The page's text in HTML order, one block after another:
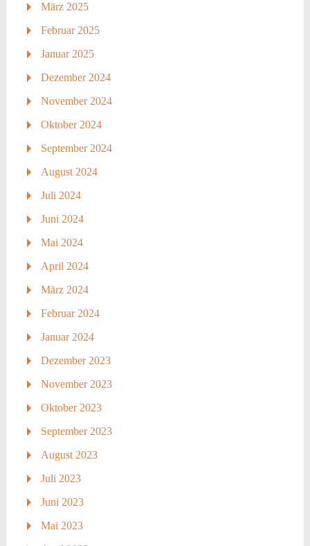
März 2025
Februar 2025
Januar 2025
Dezember 2024
November 2024
Oktober 2024
September 2024
August 2024
Juli 2024
Juni 2024
Mai 2024
April 2024
März 2024
Februar 2024
Januar 2024
Dezember 2023
November 2023
Oktober 2023
September 2023
August 2023
Juli 2023
Juni 2023
Mai 2023